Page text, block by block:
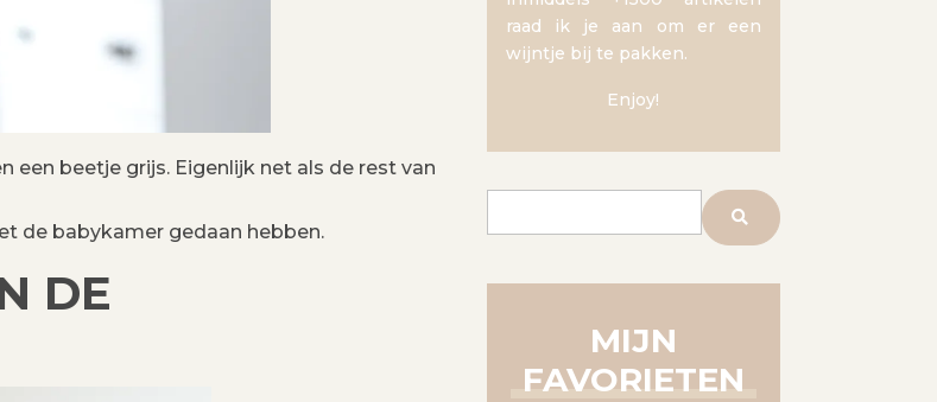
een beetje grijs. Eigenlijk net als de rest van
de babykamer gedaan hebben.
DE
raad ik je aan om er een
wijntje bij te pakken.
Enjoy!
MIJN
FAVORIETEN